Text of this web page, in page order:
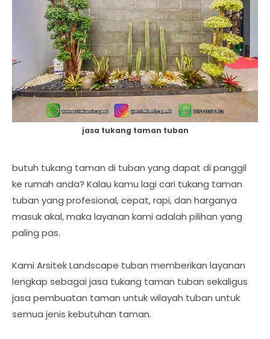
jasa tukang taman tuban
butuh tukang taman di tuban yang dapat di panggil
ke rumah anda? Kalau kamu lagi cari tukang taman
tuban yang profesional, cepat, rapi, dan harganya
masuk akal, maka layanan kami adalah pilihan yang
paling pas.
Kami Arsitek Landscape tuban memberikan layanan
lengkap sebagai jasa tukang taman tuban sekaligus
jasa pembuatan taman untuk wilayah tuban untuk
semua jenis kebutuhan taman.